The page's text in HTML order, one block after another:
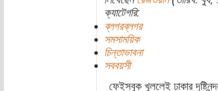
ক্যাটেগরি:
ব্লগরব্লগর
সমসাময়িক
চিন্তাভাবনা
সববয়সী
ফেইসবুক খুললেই ঢাকার